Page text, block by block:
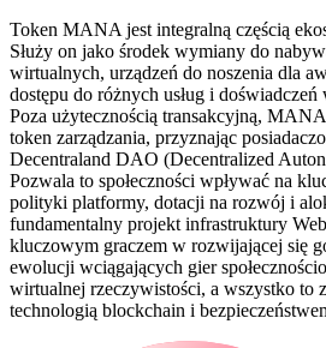
Token MANA jest integralną częścią
Służy on jako środek wymiany do
wirtualnych, urządzeń do noszenia dla
dostępu do różnych usług i
Poza użytecznością transakcyjną,
token zarządzania, przyznając
Decentraland DAO (Decentralized
Pozwala to społeczności wpływać na
polityki platformy, dotacji na rozwój i
fundamentalny projekt infrastruktury
kluczowym graczem w rozwijającej się
ewolucji wciągających gier
wirtualnej rzeczywistości, a wszystko to
technologią blockchain i